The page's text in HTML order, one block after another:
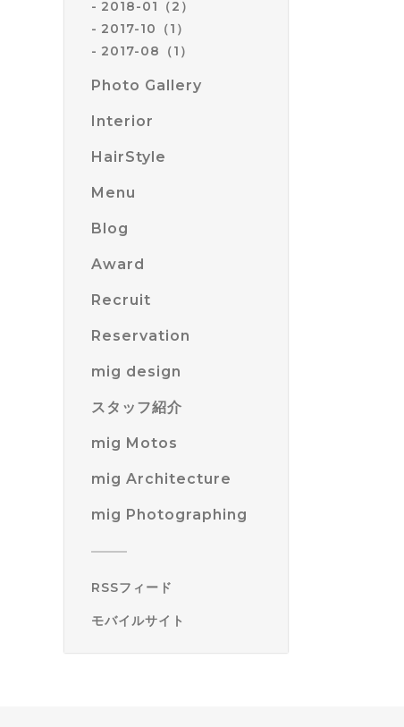
2018-01（2）
2017-10（1）
2017-08（1）
Photo Gallery
Interior
HairStyle
Menu
Blog
Award
Recruit
Reservation
mig design
スタッフ紹介
mig Motos
mig Architecture
mig Photographing
RSSフィード
モバイルサイト